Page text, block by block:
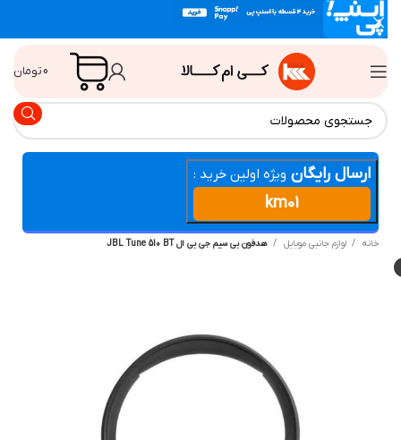
تومان
ارسال رایگان ویژه اولین خرید :
km01
لوازم جانبی موبایل هدفون بی سیم جی بی ال JBL Tune 510 BT